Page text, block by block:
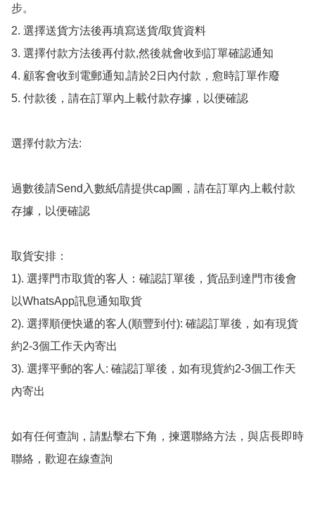
步。
2. 選擇送貨方法後再填寫送貨/取貨資料
3. 選擇付款方法後再付款,然後就會收到訂單確認通知
4. 顧客會收到電郵通知,請於2日內付款，愈時訂單作廢
5. 付款後，請在訂單內上載付款存據，以便確認
選擇付款方法:
過數後請Send入數紙/請提供cap圖，請在訂單內上載付款
存據，以便確認
取貨安排：
1). 選擇門市取貨的客人：確認訂單後，貨品到達門市後會
以WhatsApp訊息通知取貨
2). 選擇順便快遞的客人(順豐到付): 確認訂單後，如有現貨
約2-3個工作天內寄出
3). 選擇平郵的客人: 確認訂單後，如有現貨約2-3個工作天
內寄出
如有任何查詢，請點擊右下角，揀選聯絡方法，與店長即時
聯絡，歡迎在線查詢